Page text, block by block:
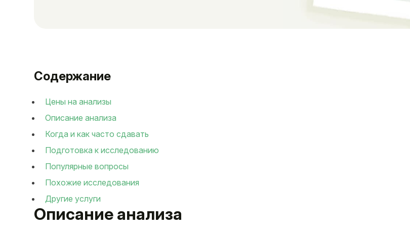
Описание анализа
Содержание
Цены на анализы
Описание анализа
Когда и как часто сдавать
Подготовка к исследованию
Популярные вопросы
Похожие исследования
Другие услуги